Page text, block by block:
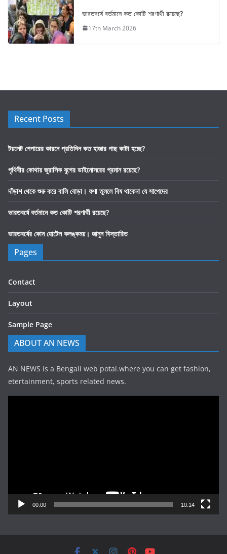
ভারতবর্ষে বর্তমানে কত কোটি শরণার্থী রয়েছে?
17th March 2026
Recent Posts
টয়লেট পেপারের কারনে প্রতিদিন কত হাজার গাছ কাটা হচ্ছে?
পৃথিবীর কোথায় জুরাসিক যুগের ডাইনোসরের প্রমান রয়েছে?
দাঁড়াশ থেকে শুরু করে বালি বোড়া। ফণা তুললে বিষ থাকেনা যে সাপেদের
ভারতবর্ষে বর্তমানে কত কোটি শরণার্থী রয়েছে?
ভারতবর্ষের কোন হোটেল কলঙ্কময়। জানুন বিস্তারিত
Pages
Contact
Layout
Sample Page
ABOUT AN NEWS
AN NEWS is a Bengali web potal.where you can get fashion,
etertainment, sports related news.
00:00 10:14